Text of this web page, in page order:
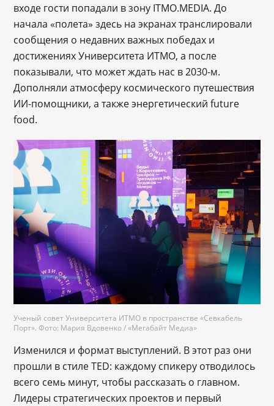
входе гости попадали в зону ITMO.MEDIA. До
начала «полета» здесь на экранах транслировали
сообщения о недавних важных победах и
достижениях Университета ИТМО, а после
показывали, что может ждать нас в 2030-м.
Дополняли атмосферу космического путешествия
ИИ-помощники, а также энергетический future
food.
Ученый совет Университета ИТМО в пространстве«Севкабель
Порт». Фото: Мария Вдовенко /«Мегабайт Медиа»
Изменился и формат выступлений. В этот раз они
прошли в стиле TED: каждому спикеру отводилось
всего семь минут, чтобы рассказать о главном.
Лидеры стратегических проектов и первый